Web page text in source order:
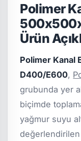
Polimer
Ürün
Polimer Kanal
D400/E600,
grubunda yer
biçimde
yağmur suyu